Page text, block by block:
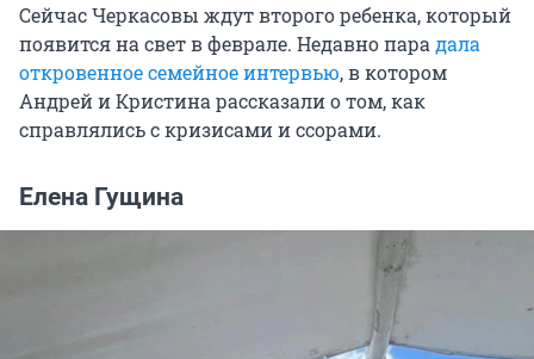
Сейчас Черкасовы ждут второго ребенка, который
появится на свет в феврале. Недавно пара дала
откровенное семейное интервью, в котором
Андрей и Кристина рассказали о том, как
справлялись с кризисами и ссорами.
Елена Гущина